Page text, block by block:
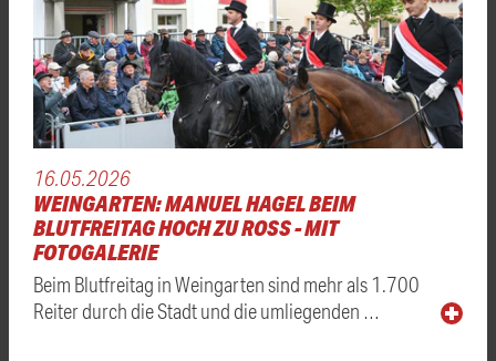
16.05.2026
WEINGARTEN: MANUEL HAGEL BEIM
BLUTFREITAG HOCH ZU ROSS - MIT
FOTOGALERIE
Beim Blutfreitag in Weingarten sind mehr als 1.700
Reiter durch die Stadt und die umliegenden …